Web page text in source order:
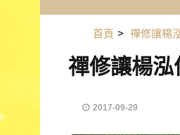
首頁 > 禪修讓楊
禪修讓楊
2017-09-29